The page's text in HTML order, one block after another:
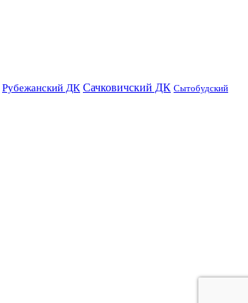
Рубежанский ДК Сачковичский ДК Сытобудский